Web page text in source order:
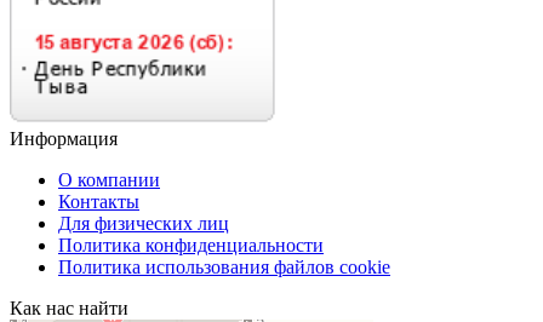
Информация
О компании
Контакты
Для физических лиц
Политика конфиденциальности
Политика использования файлов cookie
Как нас найти